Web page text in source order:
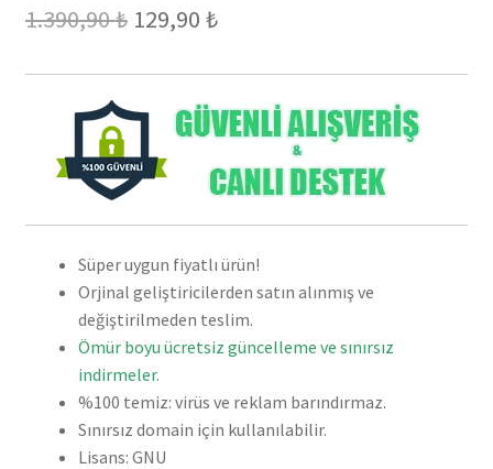
1.390,90₺ Orijinal
1.390,90 ₺.
129,90 ₺Şu
129,90 ₺.
Süper uygun fiyatlı ürün!
Orjinal geliştiricilerden satın alınmış ve
değiştirilmeden teslim.
Ömür boyu ücretsiz güncelleme ve sınırsız
indirmeler.
%100 temiz: virüs ve reklam barındırmaz.
Sınırsız domain için kullanılabilir.
Lisans: GNU